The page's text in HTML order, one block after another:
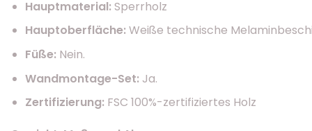
Hauptmaterial: Sperrholz
Hauptoberfläche: Weiße technische
Füße: Nein.
Wandmontage-Set: Ja.
Zertifizierung: FSC 100%-zertifiziertes Holz